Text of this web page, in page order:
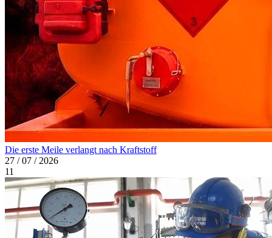
Die erste Meile verlangt nach Kraftstoff
27 / 07 / 2026
11